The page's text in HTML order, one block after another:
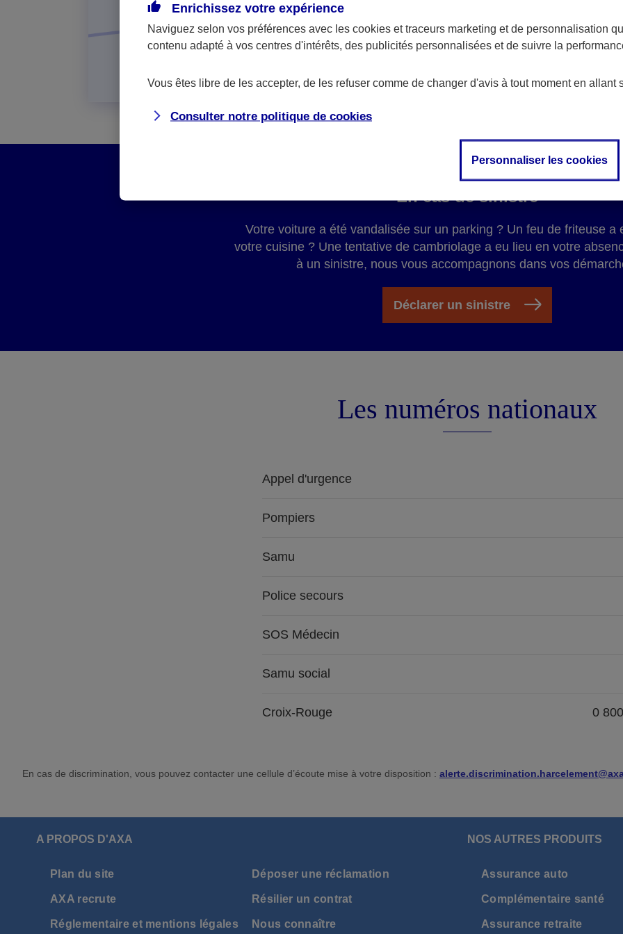
En cas de sinistre
Votre voiture a été vandalisée sur un parking ? Un feu de friteuse a
votre cuisine ? Une tentative de cambriolage a eu lieu en votre
à un sinistre, nous vous accompagnons dans vos
Déclarer un sinistre
Les numéros nationaux
Appel d'urgence
Pompiers
Samu
Police secours
SOS Médecin
Samu social
Croix-Rouge 0
En cas de discrimination, vous pouvez contacter une cellule d’écoute mise à votre disposition :
A PROPOS D'AXA
Plan du site Déposer une réclamation
AXA recrute Résilier un contrat
Réglementaire et mentions légales Nous connaître
NOS AUTRES PRODUITS
Assurance auto
Complémentaire santé
Assurance retraite
Enrichissez votre expérience
Naviguez selon vos préférences avec les cookies et traceurs marketing et de personnalisation
contenu adapté à vos centres d'intérêts, des publicités personnalisées et de suivre la
Vous êtes libre de les accepter, de les refuser comme de changer d'avis à tout moment en allant
Consulter notre politique de cookies
Personnaliser les cookies